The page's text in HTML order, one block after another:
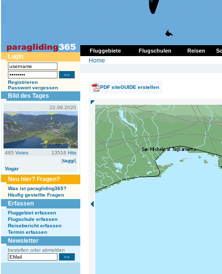
Fluggebiete Flugschulen Reisen
Login
Registrieren
Passwort vergessen
Bild des Tages
22.09.2020
465 Votes 13516 Hits
[taggi]
Vogar
Neu hier? Fragen?
Was ist paragliding365?
Häufig gestellte Fragen
Erfassen
Fluggebiet erfassen
Flugschule erfassen
Reisebericht erfassen
Termin erfassen
Newsletter
bestellen oder abmelden
Home
PDF siteGUIDE erstellen